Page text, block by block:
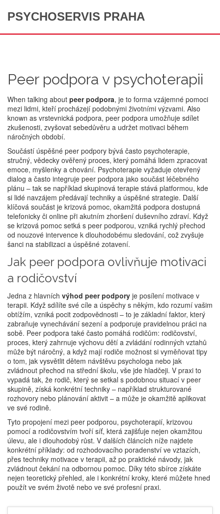
PSYCHOSERVIS PRAHA
Peer podpora v psychoterapii
When talking about peer podpora, je to forma vzájemné pomoci
mezi lidmi, kteří procházejí podobnými životními výzvami. Also
known as vrstevnická podpora, peer podpora umožňuje sdílet
zkušenosti, zvyšovat sebedůvěru a udržet motivaci během
náročných období.
Součástí úspěšné peer podpory bývá často psychoterapie,
stručný, vědecky ověřený proces, který pomáhá lidem zpracovat
emoce, myšlenky a chování. Psychoterapie vyžaduje otevřený
dialog a často integruje peer podpora jako součást léčebného
plánu – tak se například skupinová terapie stává platformou, kde
si lidé navzájem předávají techniky a úspěšné strategie. Další
klíčová součást je krizová pomoc, okamžitá podpora dostupná
telefonicky či online při akutním zhoršení duševního zdraví. Když
se krizová pomoc setká s peer podporou, vzniká rychlý přechod
od nouzové intervence k dlouhodobému sledování, což zvyšuje
šanci na stabilizaci a úspěšné zotavení.
Jak peer podpora ovlivňuje motivaci
a rodičovství
Jedna z hlavních výhod peer podpory je posílení motivace v
terapii. Když sdílíte své cíle a úspěchy s někým, kdo rozumí vašim
obtížím, vzniká pocit zodpovědnosti – to je základní faktor, který
zabraňuje vynechávání sezení a podporuje pravidelnou práci na
sobě. Peer podpora také často pomáhá rodičům: rodičovství,
proces, který zahrnuje výchovu dětí a zvládání rodinných vztahů
může být náročný, a když mají rodiče možnost si vyměňovat tipy
o tom, jak vysvětlit dětem návštěvu psychologa nebo jak
zvládnout přechod na střední školu, vše jde hladčeji. V praxi to
vypadá tak, že rodič, který se setkal s podobnou situací v peer
skupině, získá konkrétní techniky – například strukturované
rozhovory nebo plánování aktivit – a může je okamžitě aplikovat
ve své rodině.
Tyto propojení mezi peer podporou, psychoterapií, krizovou
pomocí a rodičovstvím tvoří síť, která zajišťuje nejen okamžitou
úlevu, ale i dlouhodobý růst. V dalších článcích níže najdete
konkrétní příklady: od rozhodovacího poradenství ve vztazích,
přes techniky motivace v terapii, až po praktické návody, jak
zvládnout čekání na odbornou pomoc. Díky této sbírce získáte
nejen teoretický přehled, ale i konkrétní kroky, které můžete hned
použít ve svém životě nebo ve své profesní praxi.